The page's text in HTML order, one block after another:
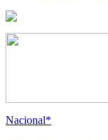
Nacional*